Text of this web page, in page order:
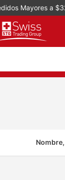
Mayores a